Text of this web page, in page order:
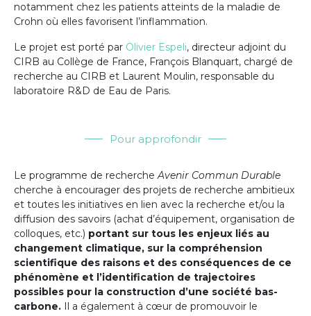
notamment chez les patients atteints de la maladie de
Crohn où elles favorisent l’inflammation.
Le projet est porté par Olivier Espeli, directeur adjoint du
CIRB au Collège de France, François Blanquart, chargé de
recherche au CIRB et Laurent Moulin, responsable du
laboratoire R&D de Eau de Paris.
Pour approfondir
Le programme de rechercheAvenir Commun Durable
cherche à encourager des projets de recherche ambitieux
et toutes les initiatives en lien avec la recherche et/ou la
diffusion des savoirs (achat d’équipement, organisation de
colloques, etc.) portant sur tous les enjeux liés au
changement climatique, sur la compréhension
scientifique des raisons et des conséquences de ce
phénomène et l’identification de trajectoires
possibles pour la construction d’une société bas-
carbone. Il a également à cœur de promouvoir le